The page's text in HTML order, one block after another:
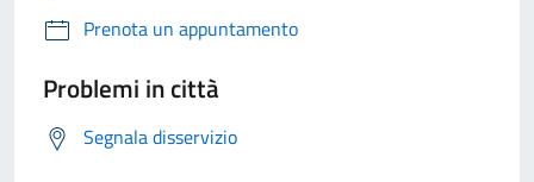
Prenota un appuntamento
Problemi in città
Segnala disservizio